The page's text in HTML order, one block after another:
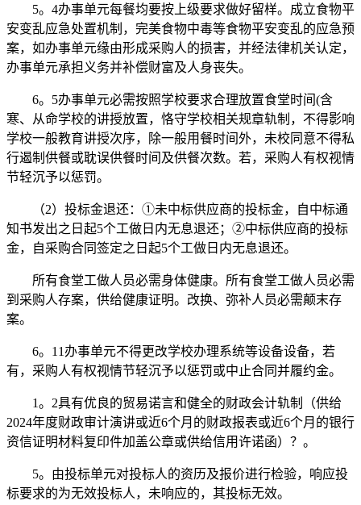
5。4办事单元每餐均要按上级要求做好留样。成立食物平
安变乱应急处置机制，完美食物中毒等食物平安变乱的应急预
案，如办事单元缘由形成采购人的损害，并经法律机关认定，
办事单元承担义务并补偿财富及人身丧失。
6。5办事单元必需按照学校要求合理放置食堂时间(含
寒、从命学校的讲授放置，恪守学校相关规章轨制，不得影响
学校一般教育讲授次序，除一般用餐时间外，未校同意不得私
行遏制供餐或耽误供餐时间及供餐次数。若，采购人有权视情
节轻沉予以惩罚。
（2）投标金退还：①未中标供应商的投标金，自中标通
知书发出之日起5个工做日内无息退还；②中标供应商的投标
金，自采购合同签定之日起5个工做日内无息退还。
所有食堂工做人员必需身体健康。所有食堂工做人员必需
到采购人存案，供给健康证明。改换、弥补人员必需颠末存
案。
6。11办事单元不得更改学校办理系统等设备设备，若
有，采购人有权视情节轻沉予以惩罚或中止合同并履约金。
1。2具有优良的贸易诺言和健全的财政会计轨制（供给
2024年度财政审计演讲或近6个月的财政报表或近6个月的银行
资信证明材料复印件加盖公章或供给信用许诺函）？。
5。由投标单元对投标人的资历及报价进行检验，响应投
标要求的为无效投标人，未响应的，其投标无效。